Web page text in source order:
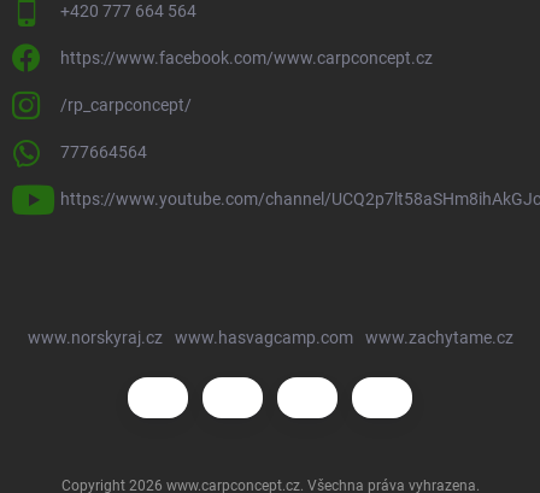
+420 777 664 564
https://www.facebook.com/www.carpconcept.cz
/rp_carpconcept/
777664564
https://www.youtube.com/channel/
www.norskyraj.cz www.hasvagcamp.com www.zachytame.cz
Copyright 2026 www.carpconcept.cz. Všechna práva vyhrazena.